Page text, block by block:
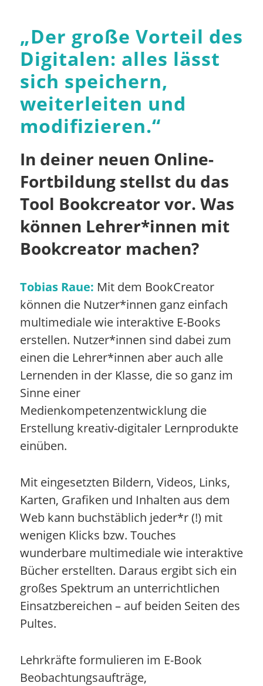
„Der große Vorteil des
Digitalen: alles lässt
sich speichern,
weiterleiten und
modifizieren.“
In deiner neuen Online-
Fortbildung stellst du das
Tool Bookcreator vor. Was
können Lehrer*innen mit
Bookcreator machen?
Tobias Raue: Mit dem BookCreator
können die Nutzer*innen ganz einfach
multimediale wie interaktive E-Books
erstellen. Nutzer*innen sind dabei zum
einen die Lehrer*innen aber auch alle
Lernenden in der Klasse, die so ganz im
Sinne einer
Medienkompetenzentwicklung die
Erstellung kreativ-digitaler Lernprodukte
einüben.
Mit eingesetzten Bildern, Videos, Links,
Karten, Grafiken und Inhalten aus dem
Web kann buchstäblich jeder*r (!) mit
wenigen Klicks bzw. Touches
wunderbare multimediale wie interaktive
Bücher erstellten. Daraus ergibt sich ein
großes Spektrum an unterrichtlichen
Einsatzbereichen – auf beiden Seiten des
Pultes.
Lehrkräfte formulieren im E-Book
Beobachtungsaufträge,